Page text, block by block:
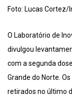
Foto: Lucas Cortez/
O Laboratório de
divulgou
com a segunda
Grande do Norte.
retirados no último